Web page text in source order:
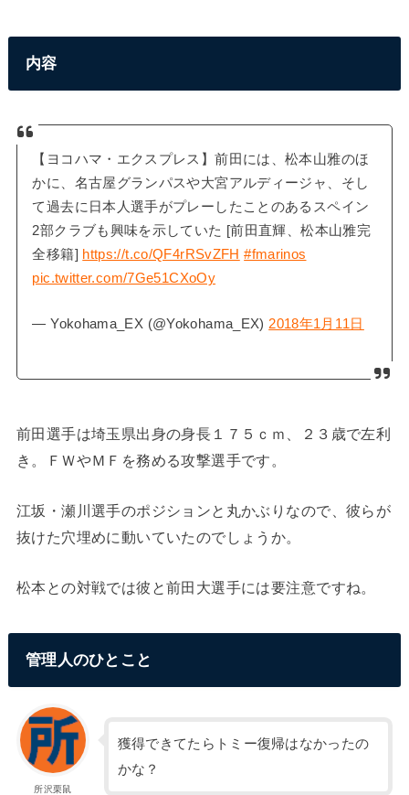
内容
【ヨコハマ・エクスプレス】前田には、松本山雅のほ
かに、名古屋グランパスや大宮アルディージャ、そし
て過去に日本人選手がプレーしたことのあるスペイン
2部クラブも興味を示していた [前田直輝、松本山雅完
全移籍] https://t.co/QF4rRSvZFH #fmarinos
pic.twitter.com/7Ge51CXoOy
— Yokohama_EX (@Yokohama_EX) 2018年1月11日
前田選手は埼玉県出身の身長１７５ｃｍ、２３歳で左利
き。ＦＷやＭＦを務める攻撃選手です。
江坂・瀬川選手のポジションと丸かぶりなので、彼らが
抜けた穴埋めに動いていたのでしょうか。
松本との対戦では彼と前田大選手には要注意ですね。
管理人のひとこと
所沢栗鼠
獲得できてたらトミー復帰はなかったの
かな？